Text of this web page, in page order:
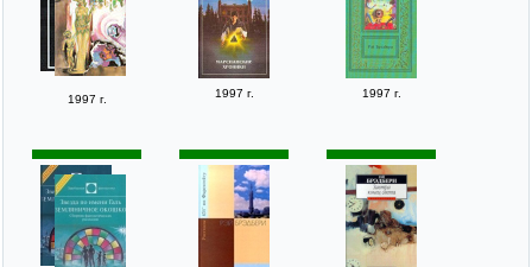
1997 г. 1997 г. 1997 г.